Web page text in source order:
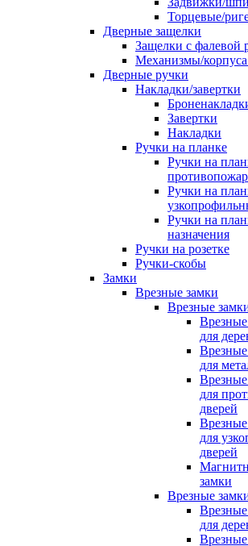
Торцевые/
Дверные защелки
Защелки с фалевой
Механизмы/
Дверные ручки
Накладки/завертки
Завертки
Накладки
Ручки на планке
Ручки на
Ручки на
Ручки на
назначения
Ручки на розетке
Ручки-скобы
Замки
Врезные замки
Врезные
Врезные
для
Врезные
для
Врезные
для
дверей
Врезные
для
дверей
замки
Врезные
для